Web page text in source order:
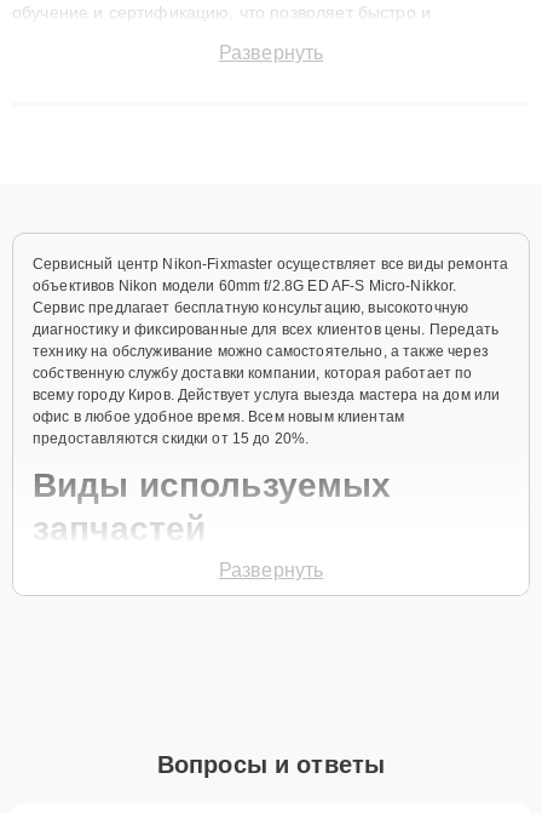
обучение и сертификацию, что позволяет быстро и
сохранением гарантии до 3 лет. Наши мастера решают
Развернуть
Сервисный центр Nikon-Fixmaster осуществляет все виды ремонта
объективов Nikon модели 60mm f/2.8G ED AF-S Micro-Nikkor.
Сервис предлагает бесплатную консультацию, высокоточную
диагностику и фиксированные для всех клиентов цены. Передать
технику на обслуживание можно самостоятельно, а также через
собственную службу доставки компании, которая работает по
всему городу Киров. Действует услуга выезда мастера на дом или
офис в любое удобное время. Всем новым клиентам
предоставляются скидки от 15 до 20%.
Виды используемых
запчастей
Для ремонта объектива модели 60mm f/2.8G ED AF-S Micro-Nikkor
активное использование устройства дольше
Развернуть
Вопросы и ответы